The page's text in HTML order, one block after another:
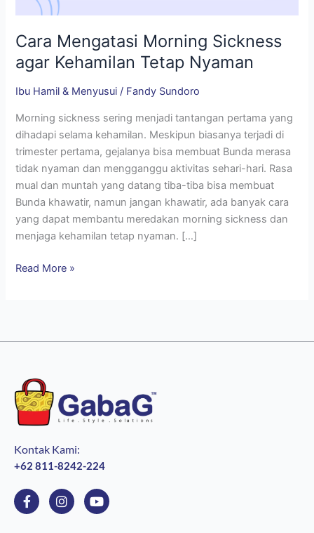
Cara Mengatasi Morning Sickness
agar Kehamilan Tetap Nyaman
Ibu Hamil & Menyusui / Fandy Sundoro
Morning sickness sering menjadi tantangan pertama yang
dihadapi selama kehamilan. Meskipun biasanya terjadi di
trimester pertama, gejalanya bisa membuat Bunda merasa
tidak nyaman dan mengganggu aktivitas sehari-hari. Rasa
mual dan muntah yang datang tiba-tiba bisa membuat
Bunda khawatir, namun jangan khawatir, ada banyak cara
yang dapat membantu meredakan morning sickness dan
menjaga kehamilan tetap nyaman. […]
Read More »
Kontak Kami:
+62 811-8242-224
F
a
I
n
Y
o